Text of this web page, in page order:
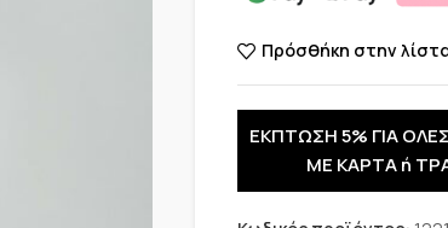
Πρόσθήκη στην
ΕΚΠΤΩΣΗ 5% ΓΙΑ
ΜΕ ΚΑΡΤΑ ή